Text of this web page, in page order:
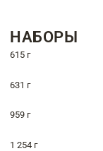
НАБОРЫ
615 г
631 г
959 г
1 254 г